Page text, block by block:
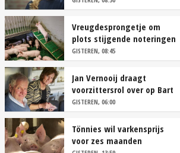
Vreugdesprongetje om
plots stijgende noteringen
GISTEREN, 08:45
Jan Vernooij draagt
voorzittersrol over op Bart
Camps
GISTEREN, 06:00
Tönnies wil varkensprijs
voor zes maanden